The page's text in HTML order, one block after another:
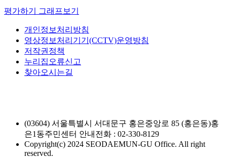
평가하기 그래프보기
개인정보처리방침
영상정보처리기기(CCTV)운영방침
저작권정책
누리집오류신고
찾아오시는길
(03604) 서울특별시 서대문구 홍은중앙로 85 (홍은동)홍
은1동주민센터 안내전화 : 02-330-8129
Copyright(c) 2024 SEODAEMUN-GU Office. All right
reserved.